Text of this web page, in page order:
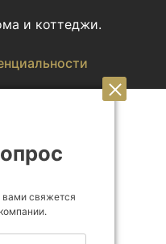
и коттеджи.
свяжется